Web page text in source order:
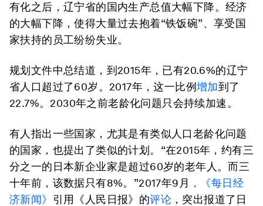
有化之后，辽宁省的国内生产总值大幅下降。经济
的大幅下降，使得大量过去抱着“铁饭碗”、享受国
家扶持的员工纷纷失业。
规划文件中总结道，到2015年，已有20.6%的辽宁
省人口超过了60岁。2017年，这一比例增加到了
22.7%。2030年之前老龄化问题只会持续加速。
有人指出一些国家，尤其是有类似人口老龄化问题
的国家，也提出了类似的计划。“在2015年，约有三
分之一的日本新企业家是超过60岁的老年人。而三
十年前，该数据只有8%。”2017年9月 ，《每日经
济新闻》 引用《人民日报》的评论 ，突出报道了日